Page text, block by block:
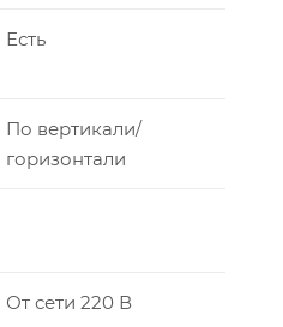
Есть
По вертикали/
горизонтали
От сети 220 В